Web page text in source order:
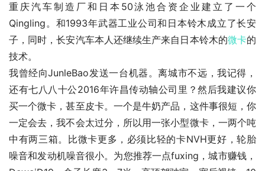
重庆汽车制造厂和日本50泳池合资企业建立了一个
Qingling。和1993年武器工业公司和日本铃木成立了长安
子，同时，长安汽车本人还继续生产来自日本铃木的微卡的
技术。
我曾经向JunleBao发送一台机器。离城市不远，我记得，
还有七八八十公2016年许昌传动轴公司里？然后我建议你
买一个微卡，甚至皮卡。一个是牛奶产品，这件事很短，你
一定会去，我不会太过分，所以用一张小型微卡，一两个吨
中有两三箱。比微卡更多，必须比轻的卡NVH更好，轮胎
噪音和发动机噪音很小。为您推荐一点fuxing，城市赚钱，